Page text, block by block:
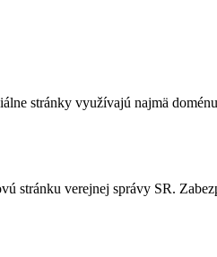
stránky využívajú najmä
stránku verejnej správy SR.